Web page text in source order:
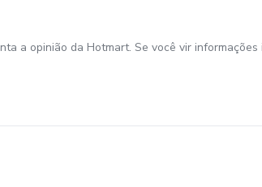
a opinião da Hotmart. Se você vir informações